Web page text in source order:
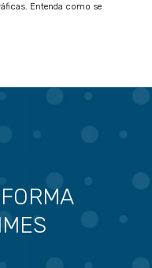
Entenda como se